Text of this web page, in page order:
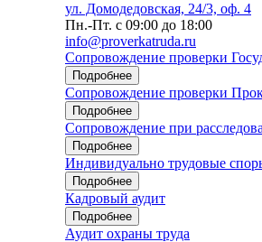
ул. Домодедовская, 24/3, оф. 4
Пн.-Пт. с 09:00 до 18:00
info@proverkatruda.ru
Сопровождение проверки
Подробнее
Сопровождение проверки
Подробнее
Сопровождение при
Подробнее
Индивидуально трудовые
Подробнее
Кадровый аудит
Подробнее
Аудит охраны труда